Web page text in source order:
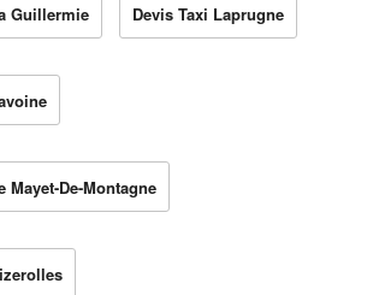
Guillermie Devis Taxi Laprugne
Mayet-De-Montagne